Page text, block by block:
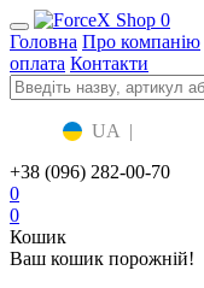
0
Головна Про компанію
оплата Контакти
UA |
+38 (096) 282-00-70
0
0
Кошик
Ваш кошик порожній!